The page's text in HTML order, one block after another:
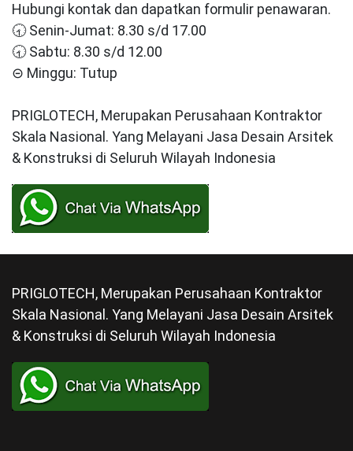
Hubungi kontak dan dapatkan formulir penawaran.
🕣 Senin-Jumat: 8.30 s/d 17.00
🕣 Sabtu: 8.30 s/d 12.00
⊝ Minggu: Tutup
PRIGLOTECH, Merupakan Perusahaan Kontraktor
Skala Nasional. Yang Melayani Jasa Desain Arsitek
& Konstruksi di Seluruh Wilayah Indonesia
PRIGLOTECH, Merupakan Perusahaan Kontraktor
Skala Nasional. Yang Melayani Jasa Desain Arsitek
& Konstruksi di Seluruh Wilayah Indonesia